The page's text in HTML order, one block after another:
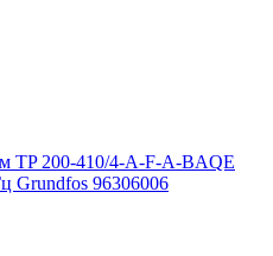
TP 200-410/4-A-F-A-BAQE
Grundfos 96306006